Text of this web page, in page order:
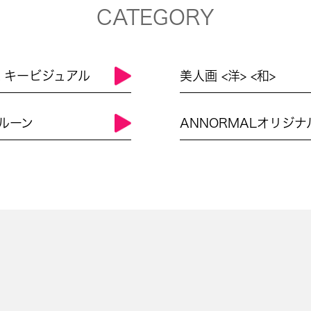
CATEGORY
ービジュアル 美人画 <洋> <和>
ーン ANNORMALオリジナ